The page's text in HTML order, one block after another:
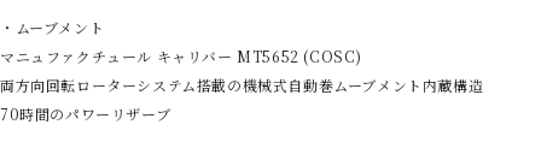
・ムーブメント
マニュファクチュール キャリバー MT5652 (COSC)
両方向回転ローターシステム搭載の機械式自動巻ムーブメント内蔵構造
70時間のパワーリザーブ